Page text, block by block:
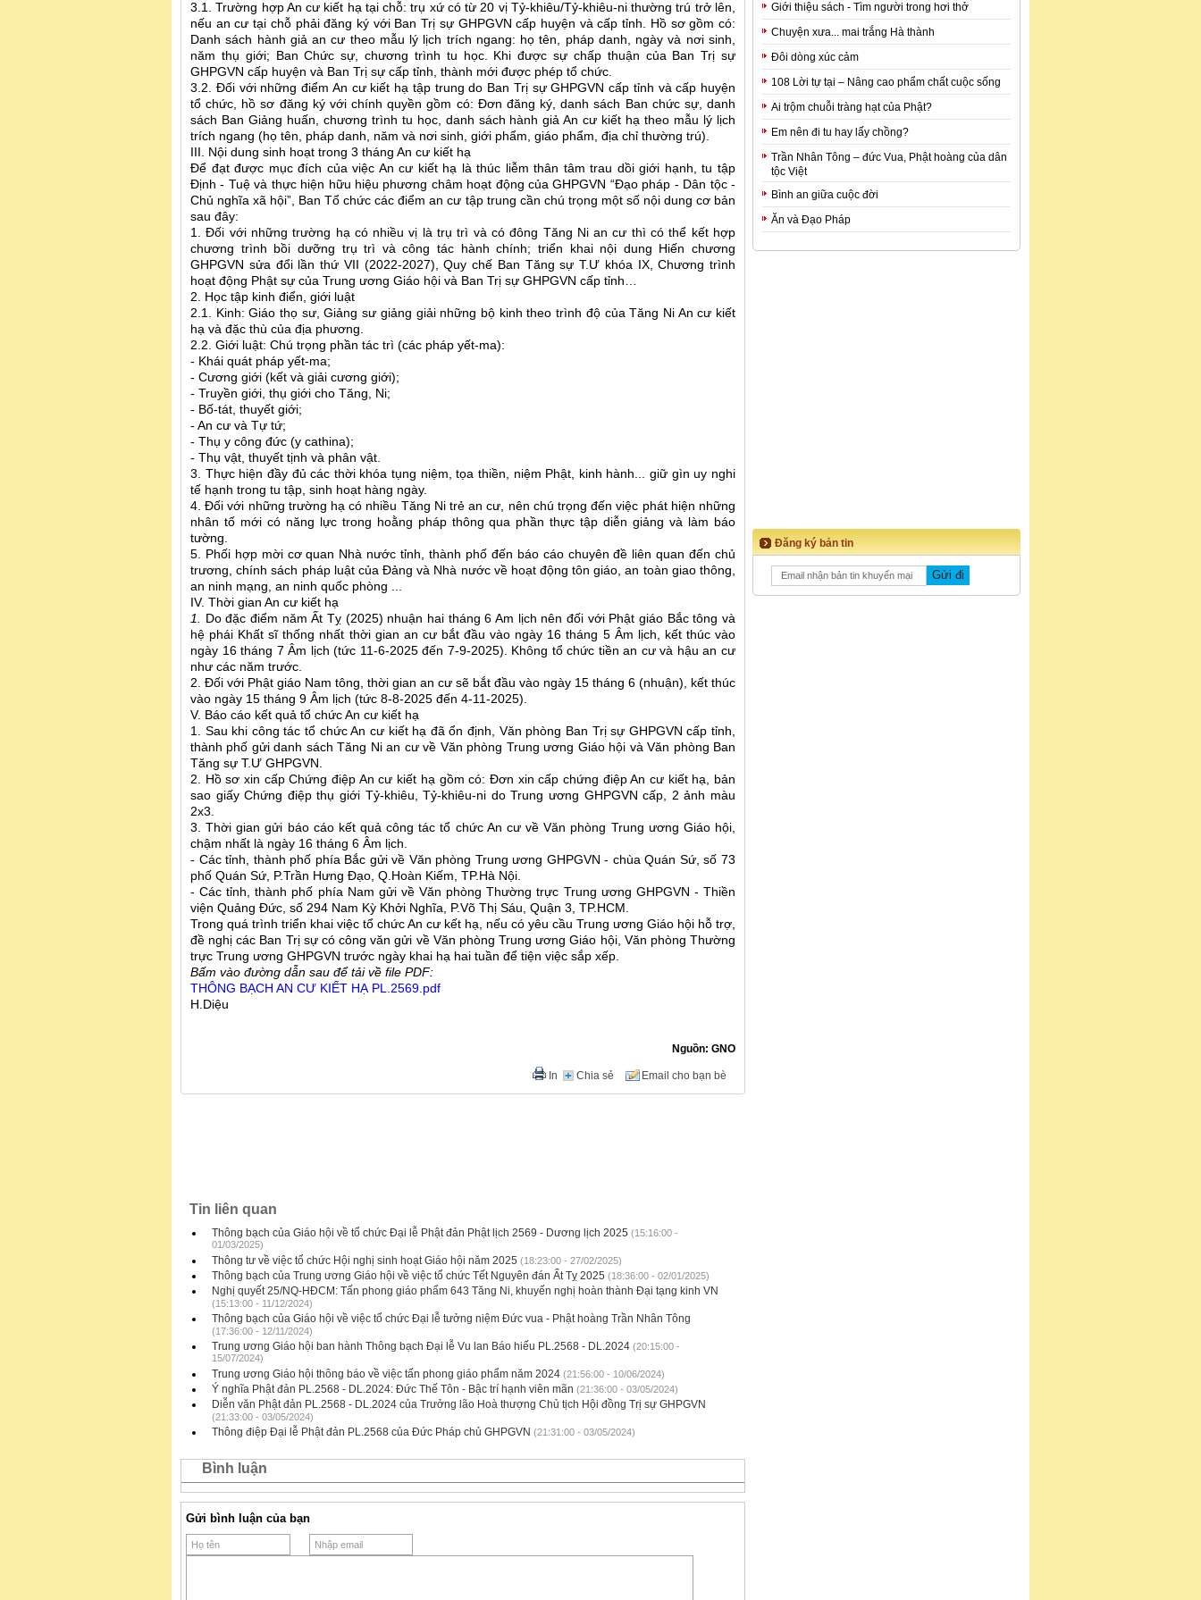
3.1. Trường hợp An cư kiết hạ tại chỗ: trụ xứ có từ 20 vị Tỷ-khiêu/Tỷ-khiêu-ni thường trú trở lên,
nếu an cư tại chỗ phải đăng ký với Ban Trị sự GHPGVN cấp huyện và cấp tỉnh. Hồ sơ gồm có:
Danh sách hành giả an cư theo mẫu lý lịch trích ngang: họ tên, pháp danh, ngày và nơi sinh,
năm thụ giới; Ban Chức sự, chương trình tu học. Khi được sự chấp thuận của Ban Trị sự
GHPGVN cấp huyện và Ban Trị sự cấp tỉnh, thành mới được phép tổ chức.
3.2. Đối với những điểm An cư kiết hạ tập trung do Ban Trị sự GHPGVN cấp tỉnh và cấp huyện
tổ chức, hồ sơ đăng ký với chính quyền gồm có: Đơn đăng ký, danh sách Ban chức sự, danh
sách Ban Giảng huấn, chương trình tu học, danh sách hành giả An cư kiết hạ theo mẫu lý lịch
trích ngang (họ tên, pháp danh, năm và nơi sinh, giới phẩm, giáo phẩm, địa chỉ thường trú).
III. Nội dung sinh hoạt trong 3 tháng An cư kiết hạ
Để đạt được mục đích của việc An cư kiết hạ là thúc liễm thân tâm trau dồi giới hạnh, tu tập
Định - Tuệ và thực hiện hữu hiệu phương châm hoạt động của GHPGVN “Đạo pháp - Dân tộc -
Chủ nghĩa xã hội”, Ban Tổ chức các điểm an cư tập trung cần chú trọng một số nội dung cơ bản
sau đây:
1. Đối với những trường hạ có nhiều vị là trụ trì và có đông Tăng Ni an cư thì có thể kết hợp
chương trình bồi dưỡng trụ trì và công tác hành chính; triển khai nội dung Hiến chương
GHPGVN sửa đổi lần thứ VII (2022-2027), Quy chế Ban Tăng sự T.Ư khóa IX, Chương trình
hoạt động Phật sự của Trung ương Giáo hội và Ban Trị sự GHPGVN cấp tỉnh…
2. Học tập kinh điển, giới luật
2.1. Kinh: Giáo thọ sư, Giảng sư giảng giải những bộ kinh theo trình độ của Tăng Ni An cư kiết
hạ và đặc thù của địa phương.
2.2. Giới luật: Chú trọng phần tác trì (các pháp yết-ma):
- Khái quát pháp yết-ma;
- Cương giới (kết và giải cương giới);
- Truyền giới, thụ giới cho Tăng, Ni;
- Bố-tát, thuyết giới;
- An cư và Tự tứ;
- Thụ y công đức (y cathina);
- Thụ vật, thuyết tịnh và phân vật.
3. Thực hiện đầy đủ các thời khóa tụng niệm, tọa thiền, niệm Phật, kinh hành... giữ gìn uy nghi
tế hạnh trong tu tập, sinh hoạt hàng ngày.
4. Đối với những trường hạ có nhiều Tăng Ni trẻ an cư, nên chú trọng đến việc phát hiện những
nhân tố mới có năng lực trong hoằng pháp thông qua phần thực tập diễn giảng và làm báo
tường.
5. Phối hợp mời cơ quan Nhà nước tỉnh, thành phố đến báo cáo chuyên đề liên quan đến chủ
trương, chính sách pháp luật của Đảng và Nhà nước về hoạt động tôn giáo, an toàn giao thông,
an ninh mạng, an ninh quốc phòng ...
IV. Thời gian An cư kiết hạ
1. Do đặc điểm năm Ất Tỵ (2025) nhuận hai tháng 6 Am lịch nên đối với Phật giáo Bắc tông và
hệ phái Khất sĩ thống nhất thời gian an cư bắt đầu vào ngày 16 tháng 5 Âm lịch, kết thúc vào
ngày 16 tháng 7 Âm lịch (tức 11-6-2025 đến 7-9-2025). Không tổ chức tiền an cư và hậu an cư
như các năm trước.
2. Đối với Phật giáo Nam tông, thời gian an cư sẽ bắt đầu vào ngày 15 tháng 6 (nhuận), kết thúc
vào ngày 15 tháng 9 Âm lịch (tức 8-8-2025 đến 4-11-2025).
V. Báo cáo kết quả tổ chức An cư kiết hạ
1. Sau khi công tác tổ chức An cư kiết hạ đã ổn định, Văn phòng Ban Trị sự GHPGVN cấp tỉnh,
thành phố gửi danh sách Tăng Ni an cư về Văn phòng Trung ương Giáo hội và Văn phòng Ban
Tăng sự T.Ư GHPGVN.
2. Hồ sơ xin cấp Chứng điệp An cư kiết hạ gồm có: Đơn xin cấp chứng điệp An cư kiết hạ, bản
sao giấy Chứng điệp thụ giới Tỷ-khiêu, Tỷ-khiêu-ni do Trung ương GHPGVN cấp, 2 ảnh màu
2x3.
3. Thời gian gửi báo cáo kết quả công tác tổ chức An cư về Văn phòng Trung ương Giáo hội,
chậm nhất là ngày 16 tháng 6 Âm lịch.
- Các tỉnh, thành phố phía Bắc gửi về Văn phòng Trung ương GHPGVN - chùa Quán Sứ, số 73
phố Quán Sứ, P.Trần Hưng Đạo, Q.Hoàn Kiếm, TP.Hà Nội.
- Các tỉnh, thành phố phía Nam gửi về Văn phòng Thường trực Trung ương GHPGVN - Thiền
viện Quảng Đức, số 294 Nam Kỳ Khởi Nghĩa, P.Võ Thị Sáu, Quận 3, TP.HCM.
Trong quá trình triển khai việc tổ chức An cư kết hạ, nếu có yêu cầu Trung ương Giáo hội hỗ trợ,
đề nghị các Ban Trị sự có công văn gửi về Văn phòng Trung ương Giáo hội, Văn phòng Thường
trực Trung ương GHPGVN trước ngày khai hạ hai tuần để tiện việc sắp xếp.
Bấm vào đường dẫn sau để tải về file PDF:
THÔNG BẠCH AN CƯ KIẾT HẠ PL.2569.pdf
H.Diệu
Nguồn: GNO
Chia sẻ
In Email cho bạn bè
Tin liên quan
Thông bạch của Giáo hội về tổ chức Đại lễ Phật đản Phật lịch 2569 - Dương lịch 2025 (15:16:00 -
01/03/2025)
Thông tư về việc tổ chức Hội nghị sinh hoạt Giáo hội năm 2025 (18:23:00 - 27/02/2025)
Thông bạch của Trung ương Giáo hội về việc tổ chức Tết Nguyên đán Ất Tỵ 2025 (18:36:00 - 02/01/2025)
Nghị quyết 25/NQ-HĐCM: Tấn phong giáo phẩm 643 Tăng Ni, khuyến nghị hoàn thành Đại tạng kinh VN
(15:13:00 - 11/12/2024)
Thông bạch của Giáo hội về việc tổ chức Đại lễ tưởng niệm Đức vua - Phật hoàng Trần Nhân Tông
(17:36:00 - 12/11/2024)
Trung ương Giáo hội ban hành Thông bạch Đại lễ Vu lan Báo hiếu PL.2568 - DL.2024 (20:15:00 -
15/07/2024)
Trung ương Giáo hội thông báo về việc tấn phong giáo phẩm năm 2024 (21:56:00 - 10/06/2024)
Ý nghĩa Phật đản PL.2568 - DL.2024: Đức Thế Tôn - Bậc trí hạnh viên mãn (21:36:00 - 03/05/2024)
Diễn văn Phật đản PL.2568 - DL.2024 của Trưởng lão Hoà thượng Chủ tịch Hội đồng Trị sự GHPGVN
(21:33:00 - 03/05/2024)
Thông điệp Đại lễ Phật đản PL.2568 của Đức Pháp chủ GHPGVN (21:31:00 - 03/05/2024)
Bình luận
Gửi bình luận của bạn
Giới thiệu sách - Tìm người trong hơi thở
Chuyện xưa... mai trắng Hà thành
Đôi dòng xúc cảm
108 Lời tự tại – Nâng cao phẩm chất cuộc sống
Ai trộm chuỗi tràng hạt của Phật?
Em nên đi tu hay lấy chồng?
Trần Nhân Tông – đức Vua, Phật hoàng của dân
tộc Việt
Bình an giữa cuộc đời
Ăn và Đạo Pháp
Đăng ký bản tin